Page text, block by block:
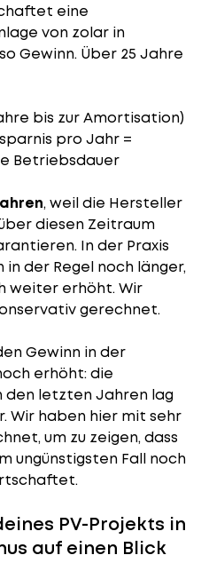
eine
von zolar in
Gewinn. Über 25 Jahre
bis zur Amortisation)
pro Jahr =
Betriebsdauer
, weil die Hersteller
diesen Zeitraum
In der Praxis
der Regel noch länger,
weiter erhöht. Wir
gerechnet.
Gewinn in der
erhöht: die
den letzten Jahren lag
Wir haben hier mit sehr
um zu zeigen, dass
ungünstigsten Fall noch
PV-Projekts in
auf einen Blick